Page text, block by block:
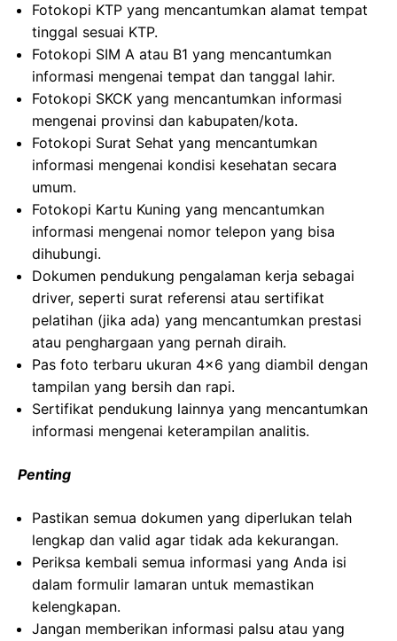
Fotokopi KTP yang mencantumkan alamat tempat
tinggal sesuai KTP.
Fotokopi SIM A atau B1 yang mencantumkan
informasi mengenai tempat dan tanggal lahir.
Fotokopi SKCK yang mencantumkan informasi
mengenai provinsi dan kabupaten/kota.
Fotokopi Surat Sehat yang mencantumkan
informasi mengenai kondisi kesehatan secara
umum.
Fotokopi Kartu Kuning yang mencantumkan
informasi mengenai nomor telepon yang bisa
dihubungi.
Dokumen pendukung pengalaman kerja sebagai
driver, seperti surat referensi atau sertifikat
pelatihan (jika ada) yang mencantumkan prestasi
atau penghargaan yang pernah diraih.
Pas foto terbaru ukuran 4×6 yang diambil dengan
tampilan yang bersih dan rapi.
Sertifikat pendukung lainnya yang mencantumkan
informasi mengenai keterampilan analitis.
Penting
Pastikan semua dokumen yang diperlukan telah
lengkap dan valid agar tidak ada kekurangan.
Periksa kembali semua informasi yang Anda isi
dalam formulir lamaran untuk memastikan
kelengkapan.
Jangan memberikan informasi palsu atau yang